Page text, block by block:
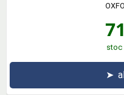
71
stoc
➤